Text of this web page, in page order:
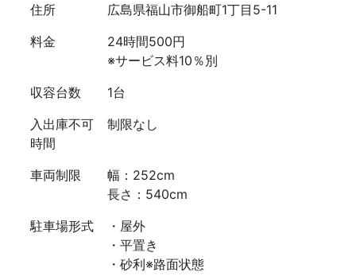
住所
広島県福山市御船町1丁目5-11
料金
24時間500円
※サービス料10％別
収容台数
1台
入出庫不可
時間
制限なし
車両制限
幅：252cm
長さ：540cm
駐車場形式
・屋外
・平置き
・砂利※路面状態